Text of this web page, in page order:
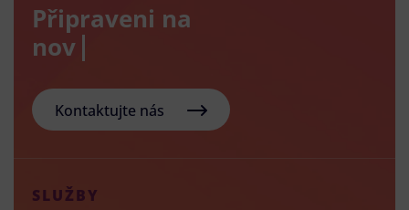
Připraveni na
nový e-s
Kontaktujte nás
SLUŽBY